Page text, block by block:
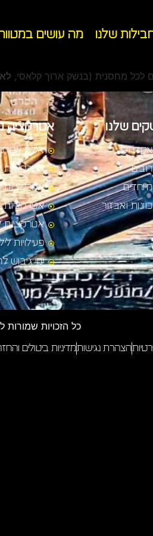
שלנו מה עושים
שלנו
אקדחים
רובים
מיוחדים
כוונות ואבזור
אטרקציה
אילת
אטרקציות
אטרקציות
אטרקציות
פעילויות
ימי גיבוש
כל הזכויות שמורות
הצהרת נגישותמדיניות ביטולים